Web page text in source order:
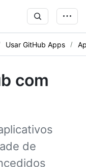
Usar GitHub Apps
com
de